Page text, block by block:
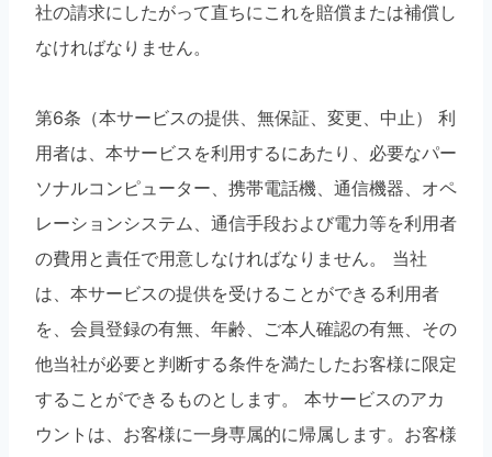
社の請求にしたがって直ちにこれを賠償または補償し
なければなりません。
第6条（本サービスの提供、無保証、変更、中止） 利
用者は、本サービスを利用するにあたり、必要なパー
ソナルコンピューター、携帯電話機、通信機器、オペ
レーションシステム、通信手段および電力等を利用者
の費用と責任で用意しなければなりません。 当社
は、本サービスの提供を受けることができる利用者
を、会員登録の有無、年齢、ご本人確認の有無、その
他当社が必要と判断する条件を満たしたお客様に限定
することができるものとします。 本サービスのアカ
ウントは、お客様に一身専属的に帰属します。お客様